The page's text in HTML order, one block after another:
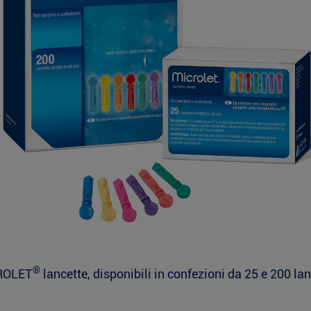
® lancette, disponibili in confezioni da 25 e 200